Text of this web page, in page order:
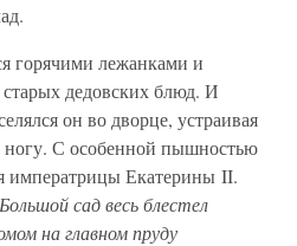
горячими лежанками и
дедовских блюд. И
он во дворце, устраивая
ногу. С особенной пышностью
императрицы Екатерины II.
сад весь блестел
на главном пруду